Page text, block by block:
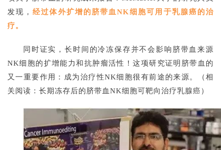
页
业
资
讯
发现，经过体外扩增的脐带血NK细胞可用于乳腺癌的治
疗。
同时证实，长时间的冷冻保存并不会影响脐带血来源
NK细胞的扩增能力和抗肿瘤活性！这项研究证明脐带血的
又一重要作用：成为治疗性NK细胞很有前途的来源。（相
关阅读：长期冻存后的脐带血NK细胞可靶向治疗乳腺癌）